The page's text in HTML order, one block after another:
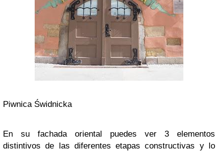
Piwnica Świdnicka
En su fachada oriental puedes ver 3 elementos
distintivos de las diferentes etapas constructivas y lo